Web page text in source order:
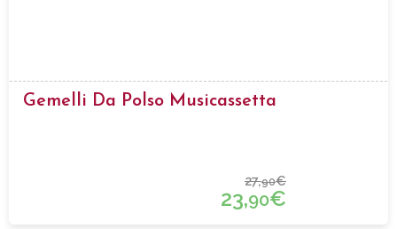
Gemelli Da Polso Musicassetta
27,90€
23,90€